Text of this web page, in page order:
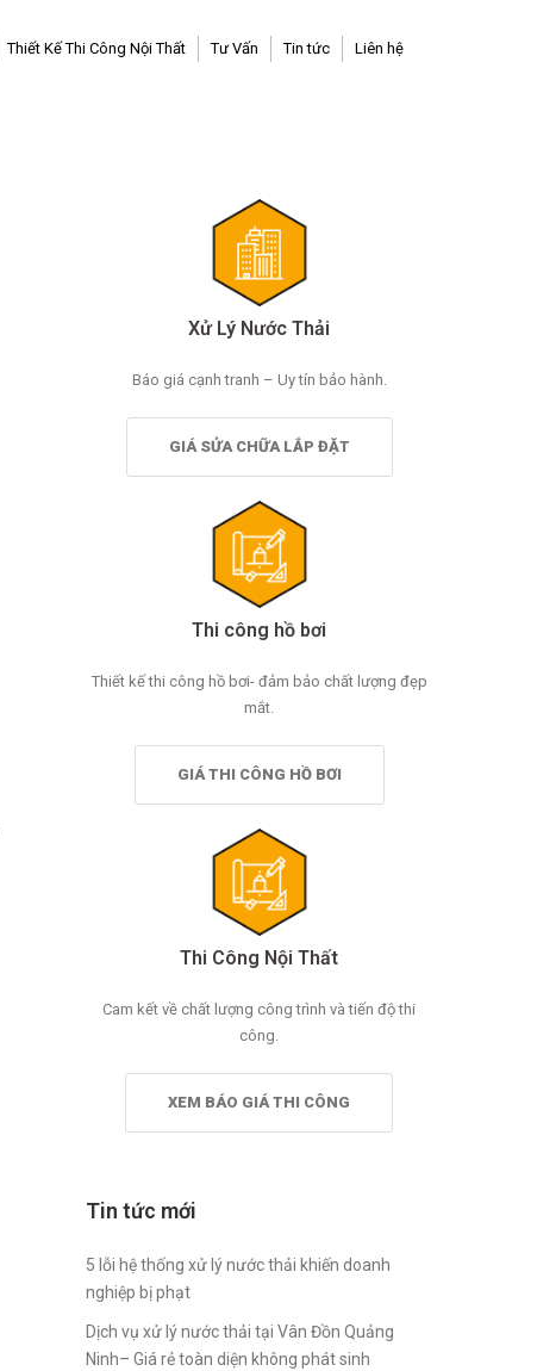
Thiết Kế Thi Công Nội Thất Tư Vấn Tin tức Liên hệ
Xử Lý Nước Thải
Báo giá cạnh tranh – Uy tín bảo hành.
GIÁ SỬA CHỮA LẮP ĐẶT
Thi công hồ bơi
Thiết kế thi công hồ bơi- đảm bảo chất lượng đẹp
mắt.
GIÁ THI CÔNG HỒ BƠI
Thi Công Nội Thất
Cam kết về chất lượng công trình và tiến độ thi
công.
XEM BÁO GIÁ THI CÔNG
Tin tức mới
5 lỗi hệ thống xử lý nước thải khiến doanh
nghiệp bị phạt
Dịch vụ xử lý nước thải tại Vân Đồn Quảng
Ninh– Giá rẻ toàn diện không phát sinh